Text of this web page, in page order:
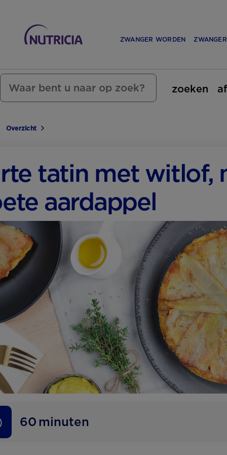
ZWANGER WORDEN
zoeken
Overzicht
tatin met witlof,
aardappel
60 minuten